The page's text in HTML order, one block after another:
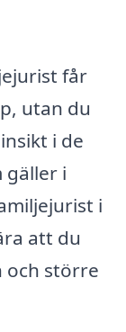
får
utan du
i de
gäller i
i
att du
och större